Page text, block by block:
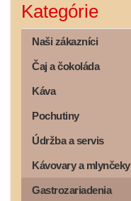
Kategórie
Naši zákazníci
Čaj a čokoláda
Káva
Pochutiny
Údržba a servis
Kávovary a mlynčeky
Gastrozariadenia